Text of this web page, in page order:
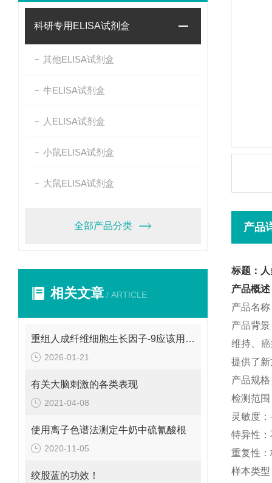
科研专用ELISA试剂盒
其他ELISA试剂盒
牛ELISA试剂盒
人ELISA试剂盒
小鼠ELISA试剂盒
大鼠ELISA试剂盒
全部产品分类
相关文章 / ARTICLE
重组人成纤维细胞生长因子-9应该用什么复溶呢？
2026-01-21
有关大脑刺激的各类表现
2021-04-08
使用离子色谱法测定牛奶中硫氰酸根
2020-11-05
绞股蓝的功效！
产品
标题：
产品概述
产品名称
产品背
维持、
提供了
产品规
检测范
灵敏度
特异性
重复性
样本类